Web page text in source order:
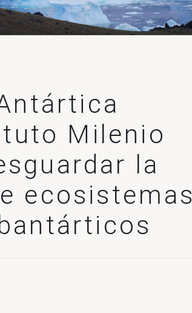
Milenio
la
ecosistemas